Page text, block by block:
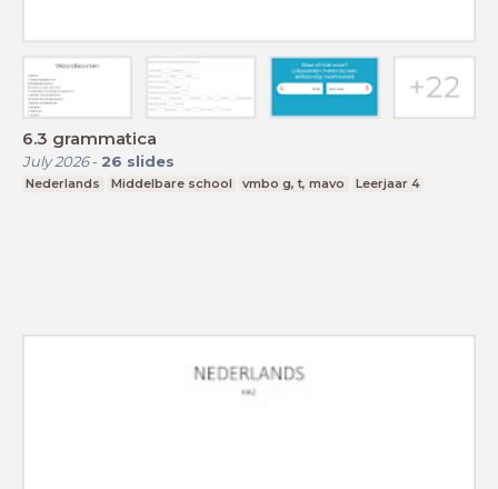
6.3 grammatica
July 2026- 26 slides
Nederlands Middelbare school vmbo g, t, mavo Leerjaar 4